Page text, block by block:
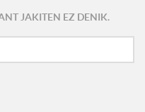
JAKITEN EZ DENIK.